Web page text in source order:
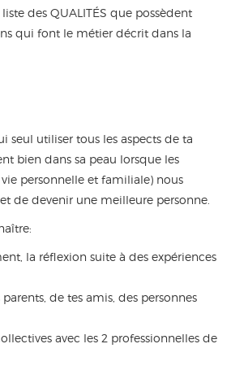
des QUALITÉS que possèdent
qui font le métier décrit dans la
seul utiliser tous les aspects de ta
bien dans sa peau lorsque les
personnelle et familiale) nous
de devenir une meilleure personne.
la réflexion suite à des expériences
parents, de tes amis, des personnes
avec les 2 professionnelles de